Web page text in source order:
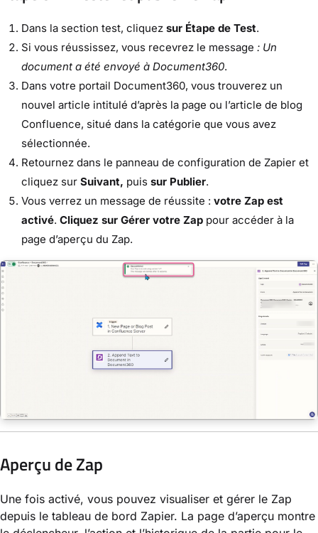
Dans la section test, cliquez sur Étape de Test.
Si vous réussissez, vous recevrez le message : Un
document a été envoyé à Document360.
Dans votre portail Document360, vous trouverez un
nouvel article intitulé d’après la page ou l’article de blog
Confluence, situé dans la catégorie que vous avez
sélectionnée.
Retournez dans le panneau de configuration de Zapier et
cliquez sur Suivant, puis sur Publier.
Vous verrez un message de réussite : votre Zap est
activé. Cliquez sur Gérer votre Zap pour accéder à la
page d’aperçu du Zap.
Aperçu de Zap
Une fois activé, vous pouvez visualiser et gérer le Zap
depuis le tableau de bord Zapier. La page d’aperçu montre